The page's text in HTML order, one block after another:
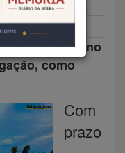
termina no
como
Com
prazo